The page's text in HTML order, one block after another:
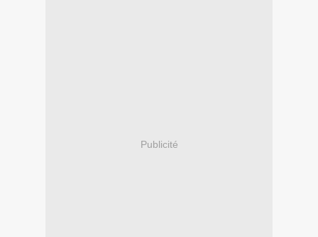
Publicité